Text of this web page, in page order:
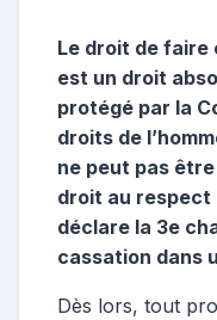
Le droit de
est un droit
protégé par la
droits de
ne peut pas
droit au respect
déclare la 3e
cassation dans
Dès lors, tout